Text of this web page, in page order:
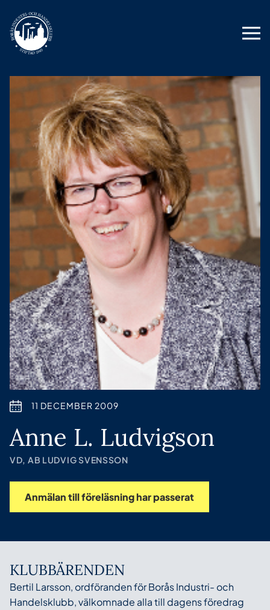
11 DECEMBER 2009
Anne L. Ludvigson
VD, AB LUDVIG SVENSSON
Anmälan till föreläsning har passerat
KLUBBÄRENDEN
Bertil Larsson, ordföranden för Borås Industri- och
Handelsklubb, välkomnade alla till dagens föredrag